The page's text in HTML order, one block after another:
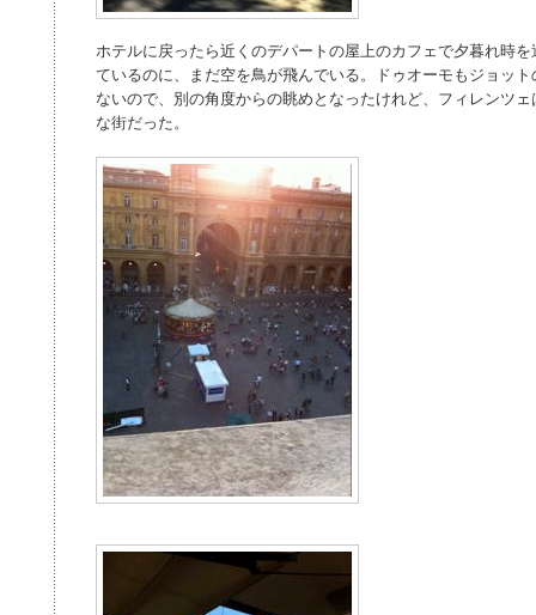
ホテルに戻ったら近くのデパートの屋上のカフェで夕暮れ時
ているのに、まだ空を鳥が飛んでいる。ドゥオーモもジョッ
ないので、別の角度からの眺めとなったけれど、フィレンツ
な街だった。